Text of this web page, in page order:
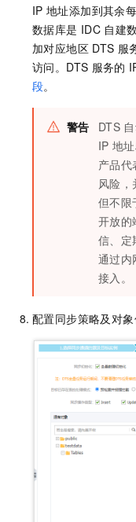
IP 地址添加到其余
数据库是 IDC 自建
加对应地区 DTS 服
访问。DTS 服务的
段。
警告 DTS
IP 地
产品代
风险
但不限
开放的
信、定
通过内
接入。
配置同步策略及对象